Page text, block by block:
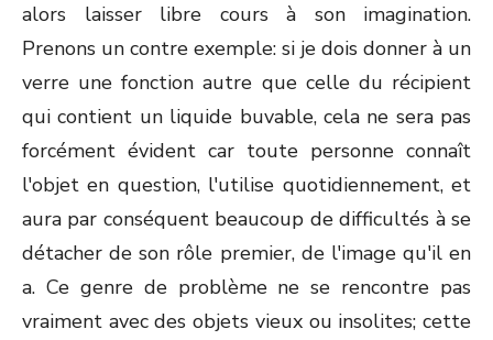
alors laisser libre cours à son imagination.
Prenons un contre exemple: si je dois donner à un
verre une fonction autre que celle du récipient
qui contient un liquide buvable, cela ne sera pas
forcément évident car toute personne connaît
l'objet en question, l'utilise quotidiennement, et
aura par conséquent beaucoup de difficultés à se
détacher de son rôle premier, de l'image qu'il en
a. Ce genre de problème ne se rencontre pas
vraiment avec des objets vieux ou insolites; cette